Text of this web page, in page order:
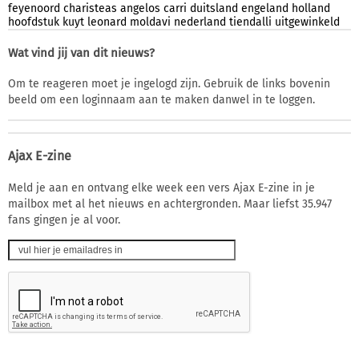
feyenoord charisteas angelos carri duitsland engeland holland
hoofdstuk kuyt leonard moldavi nederland tiendalli uitgewinkeld
Wat vind jij van dit nieuws?
Om te reageren moet je ingelogd zijn. Gebruik de links bovenin
beeld om een loginnaam aan te maken danwel in te loggen.
Ajax E-zine
Meld je aan en ontvang elke week een vers Ajax E-zine in je
mailbox met al het nieuws en achtergronden. Maar liefst 35.947
fans gingen je al voor.